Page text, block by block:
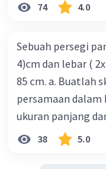
74 4.0
Sebuah persegi
4)cm dan lebar (
85 cm. a. Buatlah
persamaan dalam
ukuran panjang
38 5.0